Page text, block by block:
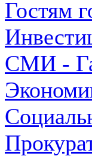
Гостям
СМИ -